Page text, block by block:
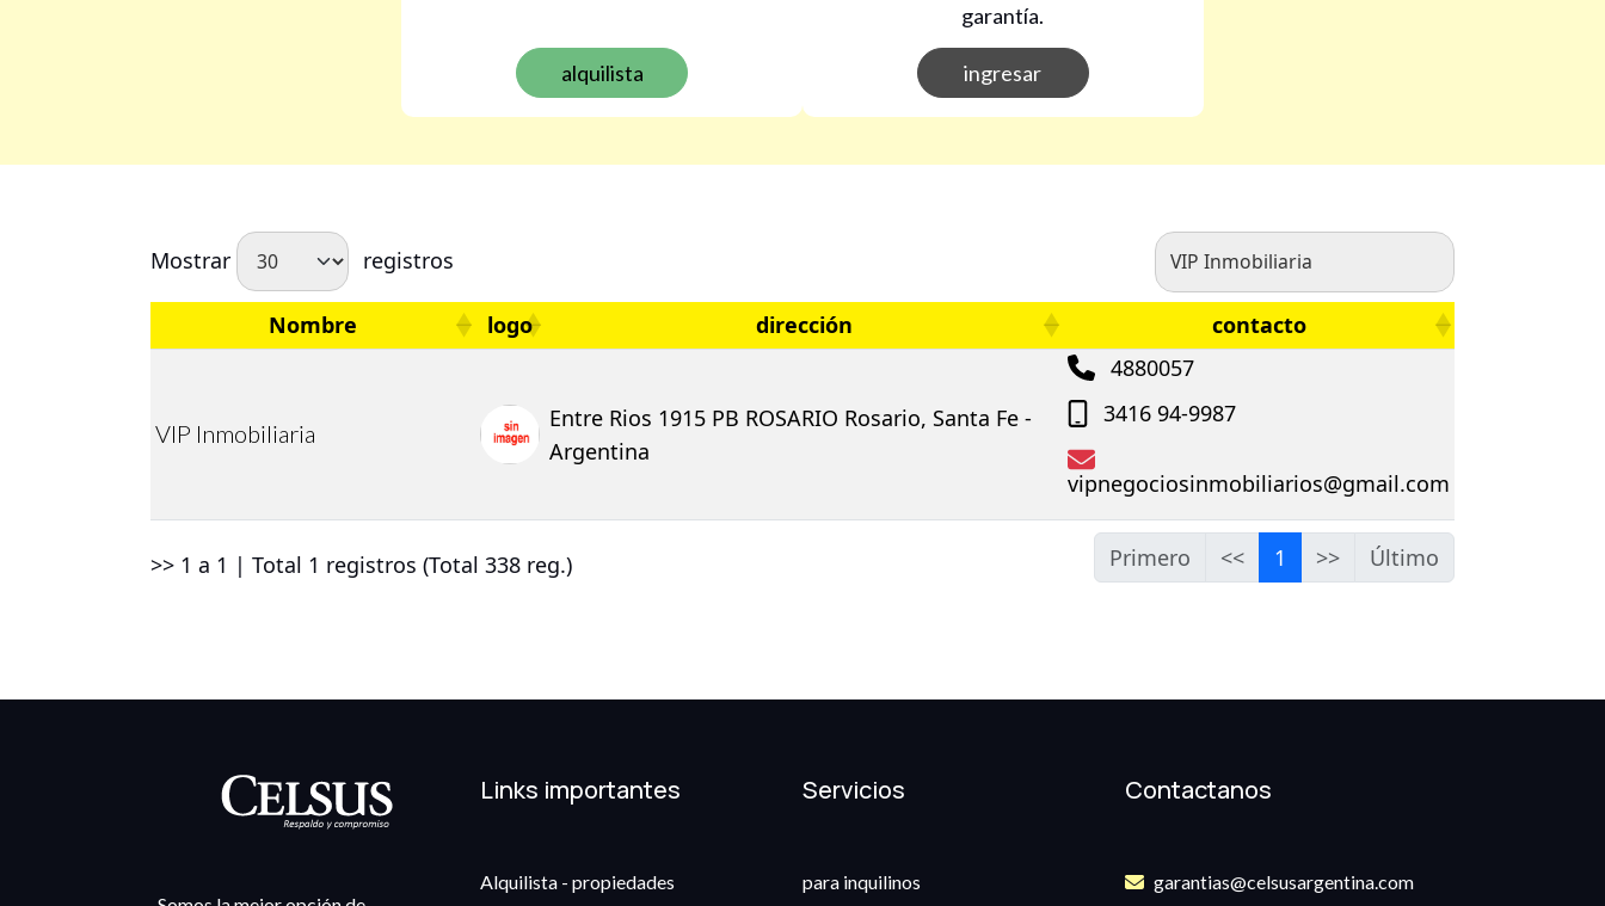
alquilista
garantía.
ingresar
Mostrar registros
Nombre logo dirección contacto
VIP Inmobiliaria
Entre Rios 1915 PB ROSARIO Rosario, Santa Fe -
Argentina
4880057
3416 94-9987
vipnegociosinmobiliarios@gmail.com
>> 1 a 1 | Total 1 registros (Total 338 reg.) Primero << 1 >> Último
Links importantes
Alquilista - propiedades
Servicios
para inquilinos
Contactanos
garantias@celsusargentina.com